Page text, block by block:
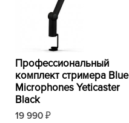
Профессиональный
комплект стримера Blue
Microphones Yeticaster
Black
19 990 ₽